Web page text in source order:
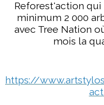
Reforest'action
minimum 2 000
avec Tree Nation
mois la
https://